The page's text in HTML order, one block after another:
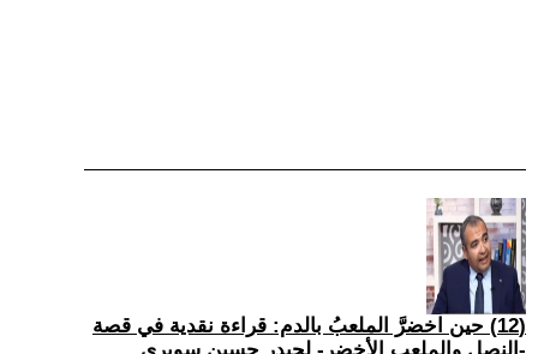
(12) حين اخضرَّ الملعبُ بالدم: قراءة نقدية في قصة